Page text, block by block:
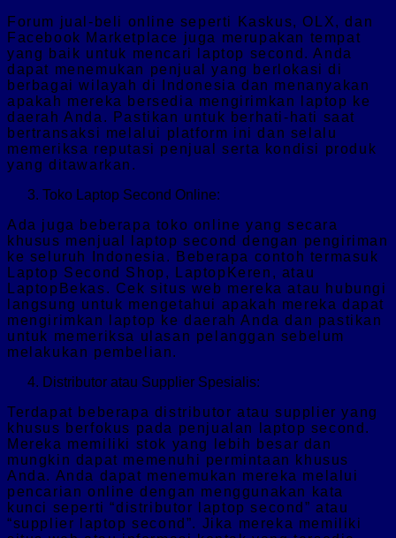
Forum jual-beli online seperti Kaskus, OLX, dan
Facebook Marketplace juga merupakan tempat
yang baik untuk mencari laptop second. Anda
dapat menemukan penjual yang berlokasi di
berbagai wilayah di Indonesia dan menanyakan
apakah mereka bersedia mengirimkan laptop ke
daerah Anda. Pastikan untuk berhati-hati saat
bertransaksi melalui platform ini dan selalu
memeriksa reputasi penjual serta kondisi produk
yang ditawarkan.
Toko Laptop Second Online:
Ada juga beberapa toko online yang secara
khusus menjual laptop second dengan pengiriman
ke seluruh Indonesia. Beberapa contoh termasuk
Laptop Second Shop, LaptopKeren, atau
LaptopBekas. Cek situs web mereka atau hubungi
langsung untuk mengetahui apakah mereka dapat
mengirimkan laptop ke daerah Anda dan pastikan
untuk memeriksa ulasan pelanggan sebelum
melakukan pembelian.
Distributor atau Supplier Spesialis:
Terdapat beberapa distributor atau supplier yang
khusus berfokus pada penjualan laptop second.
Mereka memiliki stok yang lebih besar dan
mungkin dapat memenuhi permintaan khusus
Anda. Anda dapat menemukan mereka melalui
pencarian online dengan menggunakan kata
kunci seperti “distributor laptop second” atau
“supplier laptop second”. Jika mereka memiliki